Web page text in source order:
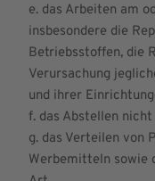
e. das Arbeiten am
insbesondere die
Betriebsstoffen, die
Verursachung
und ihrer
f. das Abstellen
g. das Verteilen von
Werbemitteln sowie